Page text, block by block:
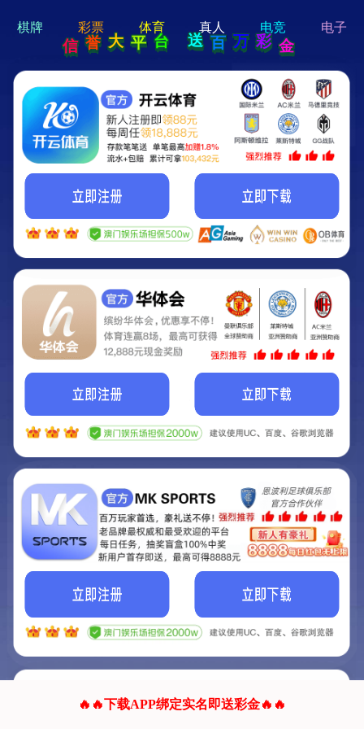
hi 💗
Hey Guys!
我们即将上线啦...
我们的网站正在建设.
它将是非常棒的网站.
联系我们!